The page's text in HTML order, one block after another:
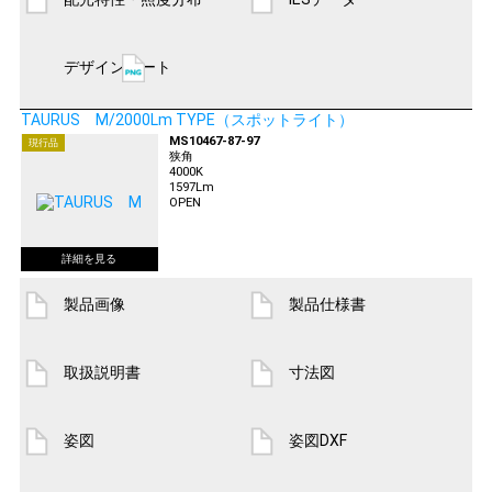
デザインシート
TAURUS M/2000Lm TYPE（スポットライト）
現行品
MS10467-87-97
狭角
4000K
1597Lm
OPEN
製品画像 製品仕様書
取扱説明書 寸法図
姿図 姿図DXF